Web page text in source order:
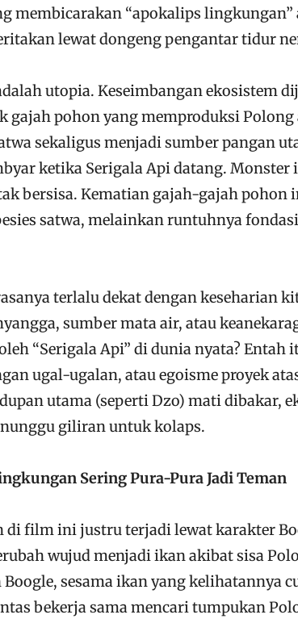
membicarakan “apokalips
lewat dongeng pengantar tidur
utopia. Keseimbangan ekosistem
gajah pohon yang memproduksi
sekaligus menjadi sumber pangan
ketika Serigala Api datang. Monster
bersisa. Kematian gajah-gajah pohon
satwa, melainkan runtuhnya
terlalu dekat dengan keseharian
sumber mata air, atau
“Serigala Api” di dunia nyata? Entah
ugal-ugalan, atau egoisme proyek
utama (seperti Dzo) mati dibakar,
giliran untuk kolaps.
Sering Pura-Pura Jadi Teman
di film ini justru terjadi lewat karakter
wujud menjadi ikan akibat sisa
sesama ikan yang kelihatannya
bekerja sama mencari tumpukan